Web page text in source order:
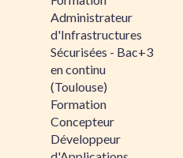
Administrateur
d'Infrastructures
Sécurisées - Bac+3
en continu
(Toulouse)
Formation
Concepteur
Développeur